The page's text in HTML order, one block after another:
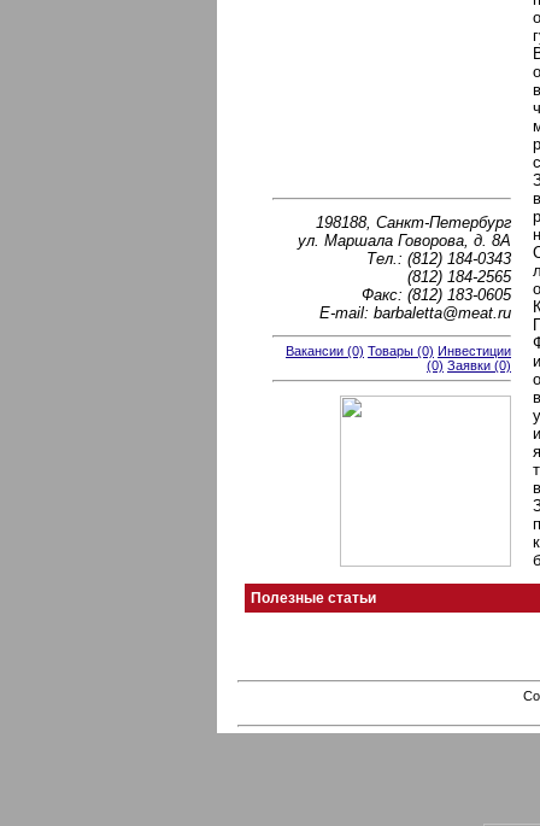
198188, Санкт-Петербург
ул. Маршала Говорова, д. 8А
Тел.: (812) 184-0343
(812) 184-2565
Факс: (812) 183-0605
E-mail: barbaletta@meat.ru
Вакансии (0) Товары (0) Инвестиции
(0) Заявки (0)
Полезные статьи